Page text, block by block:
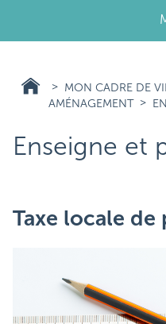
MON CADRE DE
AMÉNAGEMENT
Enseigne et
Taxe locale de